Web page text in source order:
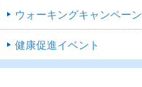
ウォーキングキャンペーン
健康促進イベント